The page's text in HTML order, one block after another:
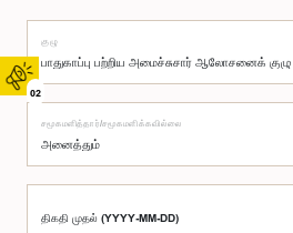
02
குழு
சமூகமளித்தார்/சமூகமளிக்கவில்லை
திகதி முதல் (YYYY-MM-DD)